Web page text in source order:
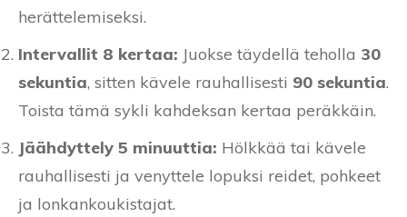
herättelemiseksi.
Intervallit 8 kertaa: Juokse täydellä teholla 30
sekuntia, sitten kävele rauhallisesti 90 sekuntia.
Toista tämä sykli kahdeksan kertaa peräkkäin.
Jäähdyttely 5 minuuttia: Hölkkää tai kävele
rauhallisesti ja venyttele lopuksi reidet, pohkeet
ja lonkankoukistajat.